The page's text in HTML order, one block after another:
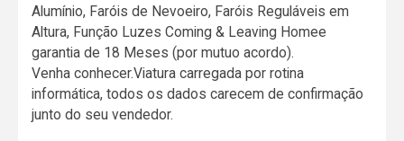
Alumínio, Faróis de Nevoeiro, Faróis Reguláveis em
Altura, Função Luzes Coming & Leaving Homee
garantia de 18 Meses (por mutuo acordo).
Venha conhecer.Viatura carregada por rotina
informática, todos os dados carecem de confirmação
junto do seu vendedor.